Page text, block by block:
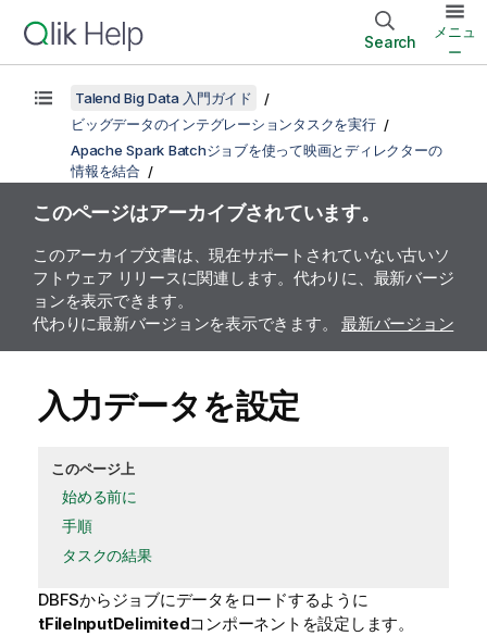
Search
メニュ
ー
Talend Big Data 入門ガイド
ビッグデータのインテグレーションタスクを実行
Apache Spark Batchジョブを使って映画とディレクターの
情報を結合
このページはアーカイブされています。
このアーカイブ文書は、現在サポートされていない古いソ
フトウェア リリースに関連します。代わりに、最新バージ
ョンを表示できます。
代わりに最新バージョンを表示できます。 最新バージョン
入力データを設定
このページ上
始める前に
手順
タスクの結果
DBFSからジョブにデータをロードするように
tFileInputDelimitedコンポーネントを設定します。